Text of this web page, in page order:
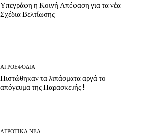
Υπεγράφη η Κοινή Απόφαση για τα νέα
Σχέδια Βελτίωσης
ΑΓΡΟΕΦΌΔΙΑ
Πιστώθηκαν τα λιπάσματα αργά το
απόγευμα της Παρασκευής !
ΑΓΡΟΤΙΚΆ ΝΈΑ